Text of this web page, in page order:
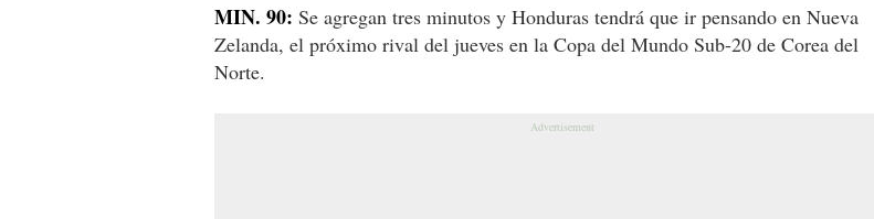
MIN. 90: Se agregan tres minutos y Honduras tendrá que ir pensando en Nueva
Zelanda, el próximo rival del jueves en la Copa del Mundo Sub-20 de Corea del
Norte.